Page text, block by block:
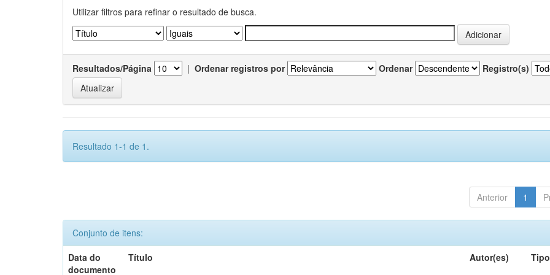
Utilizar filtros para refinar o resultado de busca.
Resultados/Página | Ordenar registros por Ordenar Registro(s)
Resultado 1-1 de 1.
Anterior 1
Conjunto de itens:
Data do
documento
Título Autor(es) Tipo